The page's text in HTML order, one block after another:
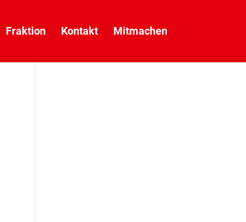
Fraktion Kontakt Mitmachen